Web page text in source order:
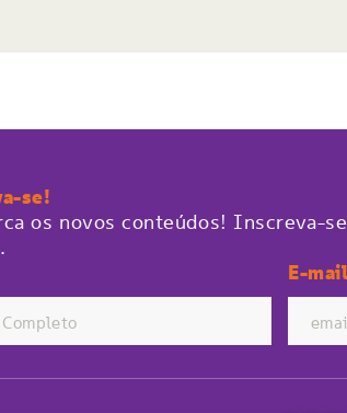
se!
os novos conteúdos! Inscreva-
E-mail